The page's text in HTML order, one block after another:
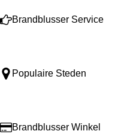
Brandblusser Service
Populaire Steden
Brandblusser Winkel